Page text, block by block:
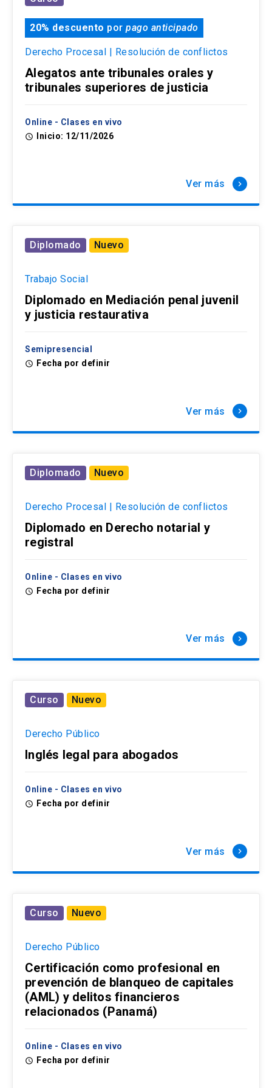
20% descuento por pago anticipado
Derecho Procesal | Resolución de conflictos
Alegatos ante tribunales orales y
tribunales superiores de justicia
Online - Clases en vivo
access_time Inicio: 12/11/2026
Ver más keyboard_arrow_right
Diplomado Nuevo
Trabajo Social
Diplomado en Mediación penal juvenil
y justicia restaurativa
Semipresencial
access_time Fecha por definir
Ver más keyboard_arrow_right
Diplomado Nuevo
Derecho Procesal | Resolución de conflictos
Diplomado en Derecho notarial y
registral
Online - Clases en vivo
access_time Fecha por definir
Ver más keyboard_arrow_right
Curso Nuevo
Derecho Público
Inglés legal para abogados
Online - Clases en vivo
access_time Fecha por definir
Ver más keyboard_arrow_right
Curso Nuevo
Derecho Público
Certificación como profesional en
prevención de blanqueo de capitales
(AML) y delitos financieros
relacionados (Panamá)
Online - Clases en vivo
access_time Fecha por definir